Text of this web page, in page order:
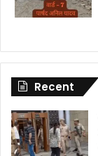
Recent